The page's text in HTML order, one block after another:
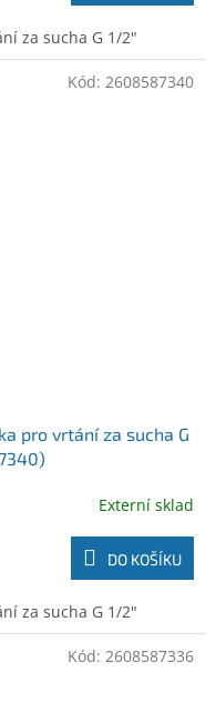
za sucha G 1/2"
pro vrtání za sucha G
Externí sklad
DO KOŠÍKU
za sucha G 1/2"
Kód: 2608587340
Kód: 2608587336